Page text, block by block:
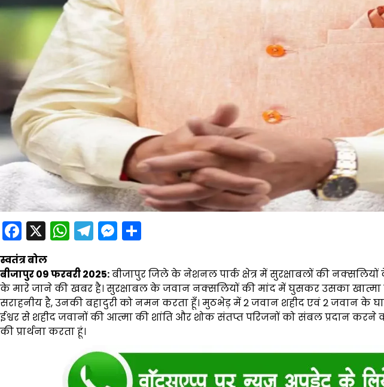
Facebook
X WhatsApp
Telegram
Messenger
स्वतंत्र बोल
बीजापुर 09 फरवरी 2025:बीजापुर जिले के नेशनल पार्क क्षेत्र में सुरक्षाबलों की
के मारे जाने की खबर है। सुरक्षाबल के जवान नक्सलियों की मांद में घुसकर उसका खात्मा
सराहनीय है, उनकी बहादुरी को नमन करता हूँ। मुठभेड़ में 2 जवान शहीद एवं 2 जवान के
ईश्वर से शहीद जवानों की आत्मा की शांति और शोक संतप्त परिजनों को संबल प्रदान
की प्रार्थना करता हूं।